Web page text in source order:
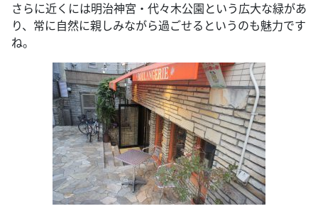
さらに近くには明治神宮・代々木公園という広大な緑があ
り、常に自然に親しみながら過ごせるというのも魅力です
ね。